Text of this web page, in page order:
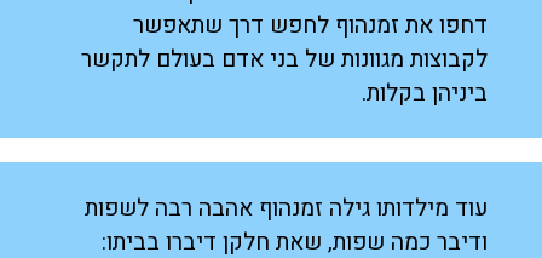
דחפו את זמנהוף לחפש דרך שתאפשר
לקבוצות מגוונות של בני אדם בעולם לתקשר
ביניהן בקלות.
עוד מילדותו גילה זמנהוף אהבה רבה לשפות
ודיבר כמה שפות, שאת חלקן דיברו בביתו: